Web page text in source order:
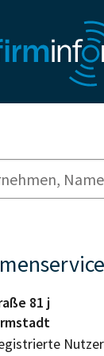
81 j
Nutzer